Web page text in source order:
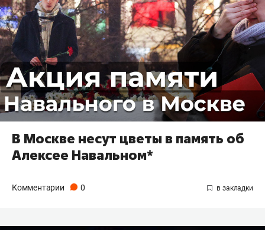
В Москве несут цветы в память об
Алексее Навальном*
Комментарии 0